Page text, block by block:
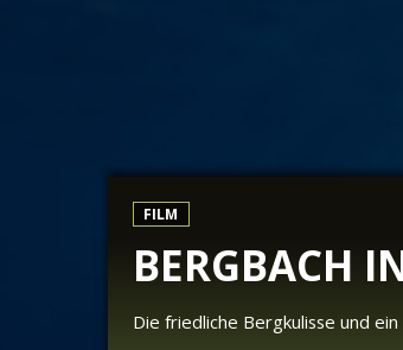
FILM
BERGBACH
Die friedliche Bergkulisse und